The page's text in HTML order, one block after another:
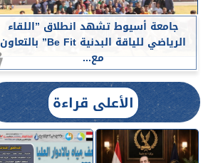
جامعة أسيوط تشهد انطلاق ”اللقاء
الرياضي للياقة البدنية Be Fit” بالتعاون
مع...
الأعلى قراءة